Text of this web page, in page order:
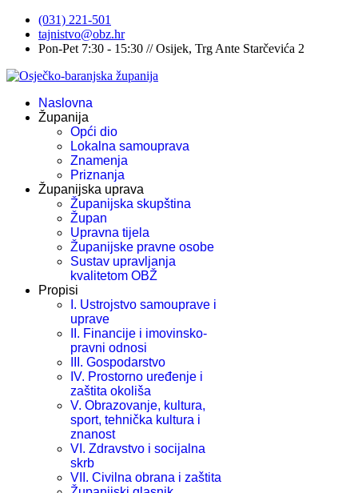
(031) 221-501
tajnistvo@obz.hr
Pon-Pet 7:30 - 15:30 // Osijek, Trg Ante Starčevića 2
Naslovna
Županija
Opći dio
Lokalna samouprava
Znamenja
Priznanja
Županijska uprava
Županijska skupština
Župan
Upravna tijela
Županijske pravne osobe
Sustav upravljanja
kvalitetom OBŽ
Propisi
I. Ustrojstvo samouprave i
uprave
II. Financije i imovinsko-
pravni odnosi
III. Gospodarstvo
IV. Prostorno uređenje i
zaštita okoliša
V. Obrazovanje, kultura,
sport, tehnička kultura i
znanost
VI. Zdravstvo i socijalna
skrb
VII. Civilna obrana i zaštita